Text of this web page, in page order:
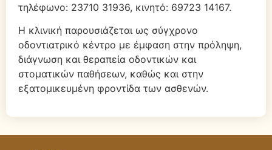
τηλέφωνο: 23710 31936, κινητό: 69723 14167.
Η κλινική παρουσιάζεται ως σύγχρονο
οδοντιατρικό κέντρο με έμφαση στην πρόληψη,
διάγνωση και θεραπεία οδοντικών και
στοματικών παθήσεων, καθώς και στην
εξατομικευμένη φροντίδα των ασθενών.